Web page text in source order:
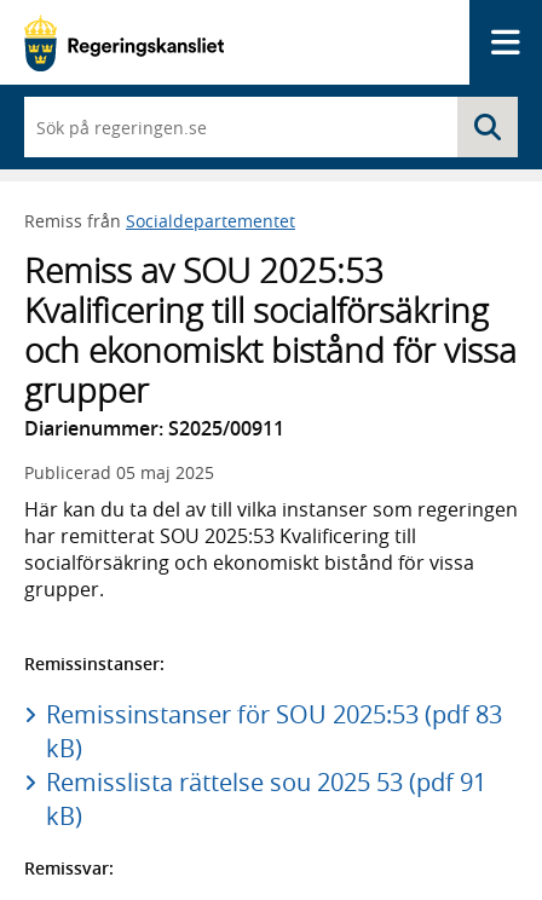
du
börjar
skriva
framträder
lista
med
sökförslag
Remiss från Socialdepartementet
Remiss av SOU 2025:53
Kvalificering till socialförsäkring
och ekonomiskt bistånd för vissa
grupper
Diarienummer: S2025/00911
Publicerad 05 maj 2025
Här kan du ta del av till vilka instanser som regeringen
har remitterat SOU 2025:53 Kvalificering till
socialförsäkring och ekonomiskt bistånd för vissa
grupper.
Remissinstanser:
Remissinstanser för SOU 2025:53 (pdf 83
kB)
Remisslista rättelse sou 2025 53 (pdf 91
kB)
Remissvar: